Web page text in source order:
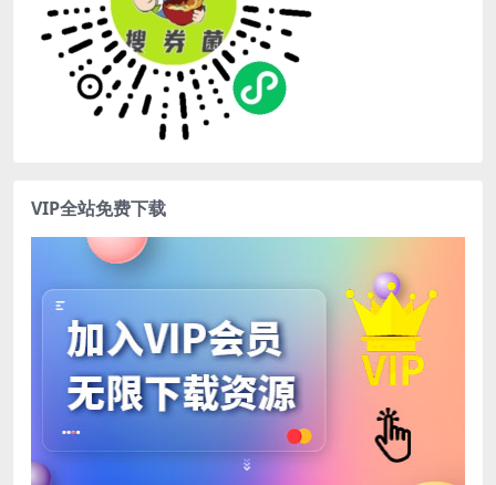
VIP全站免费下载